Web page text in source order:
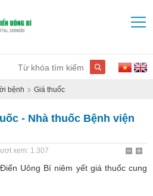
bệnh Giá thuốc
- Nhà thuốc Bệnh viện
xem: 1.307
Uông Bí niêm yết giá thuốc cung